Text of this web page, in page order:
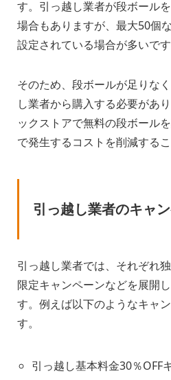
す。引っ越し業者が段ボール
場合もありますが、最大50個
設定されている場合が多いです
そのため、段ボールが足りな
し業者から購入する必要があ
ックストアで無料の段ボール
で発生するコストを削減するこ
引っ越し業者のキャ
引っ越し業者では、それぞれ
限定キャンペーンなどを展開
す。例えば以下のようなキャ
す。
引っ越し基本料金30％OFF